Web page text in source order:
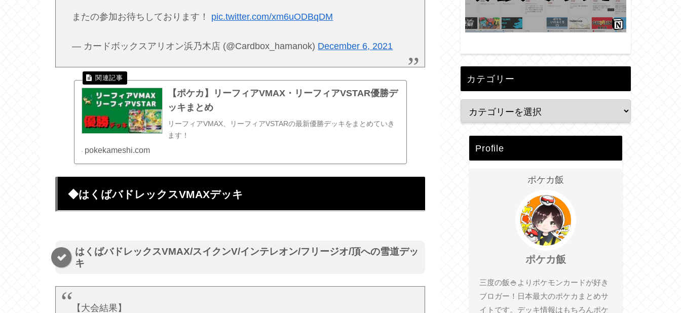
またの参加お待ちしております！ pic.twitter.com/xm6uODBqDM
— カードボックスアリオン浜乃木店 (@Cardbox_hamanok) December 6, 2021
【ポケカ】リーフィアVMAX・リーフィアVSTAR優勝デ
ッキまとめ
リーフィアVMAX、リーフィアVSTARの最新優勝デッキをまとめていき
ます！
pokekameshi.com
◆はくばバドレックスVMAXデッキ
はくばバドレックスVMAX/スイクンV/インテレオン/フリージオ/頂への雪道デッ
キ
【大会結果】
カテゴリー
Profile
ポケカ飯
ポケカ飯
三度の飯🍚よりポケモンカードが好き
ブロガー！日本最大のポケカまとめサ
イトです。デッキ情報はもちろんポケ